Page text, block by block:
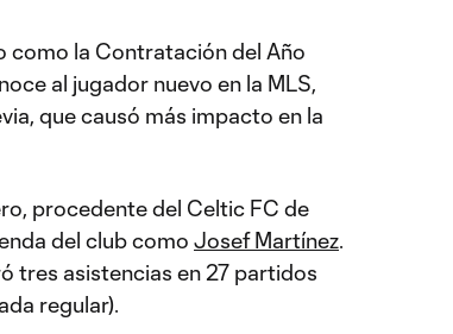
como la Contratación del Año
al jugador nuevo en la MLS,
que causó más impacto en la
procedente del Celtic FC de
del club como Josef Martínez.
tres asistencias en 27 partidos
regular).